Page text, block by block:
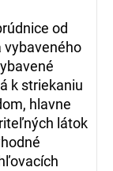
od
vybaveného
k striekaniu
hlavne
látok